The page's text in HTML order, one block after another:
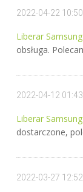
2022-04-22
Liberar
obsługa.
2022-04-12
Liberar
dostarczone,
2022-03-27